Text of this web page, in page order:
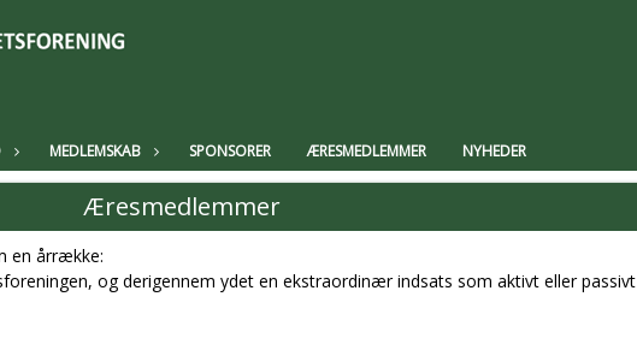
MEDLEMSKAB SPONSORER ÆRESMEDLEMMER NYHEDER
Æresmedlemmer
en årrække:
og derigennem ydet en ekstraordinær indsats som aktivt eller passivt